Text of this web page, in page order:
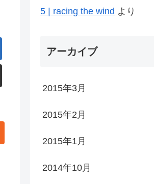
5 | racing the wind より
アーカイブ
2015年3月
2015年2月
2015年1月
2014年10月